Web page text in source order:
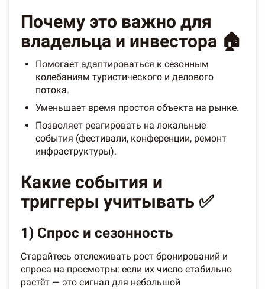
Почему это важно для
владельца и инвестора 🏠
Помогает адаптироваться к сезонным
колебаниям туристического и делового
потока.
Уменьшает время простоя объекта на рынке.
Позволяет реагировать на локальные
события (фестивали, конференции, ремонт
инфраструктуры).
Какие события и
триггеры учитывать ✅
1) Спрос и сезонность
Старайтесь отслеживать рост бронирований и
спроса на просмотры: если их число стабильно
растёт — это сигнал для небольшой